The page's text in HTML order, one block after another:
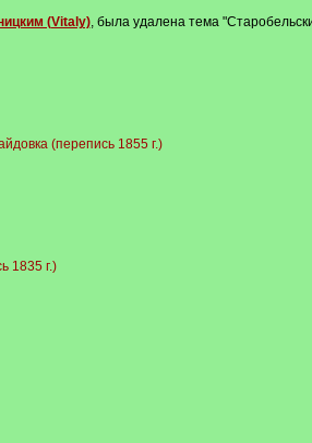
(Vitaly), была удалена тема
(перепись 1855 г.)
1835 г.)